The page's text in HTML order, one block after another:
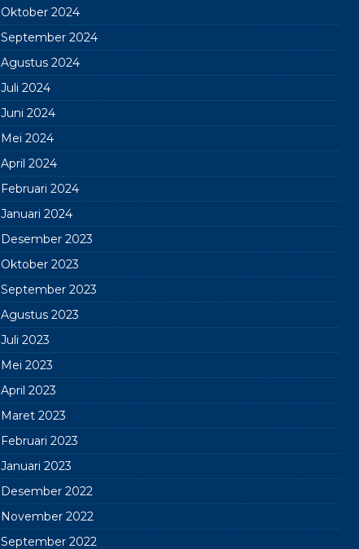
Oktober 2024
September 2024
Agustus 2024
Juli 2024
Juni 2024
Mei 2024
April 2024
Februari 2024
Januari 2024
Desember 2023
Oktober 2023
September 2023
Agustus 2023
Juli 2023
Mei 2023
April 2023
Maret 2023
Februari 2023
Januari 2023
Desember 2022
November 2022
September 2022